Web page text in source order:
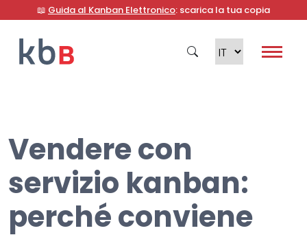
📖 Guida al Kanban Elettronico: scarica la tua copia
Cerca
Vendere con
servizio kanban:
perché conviene